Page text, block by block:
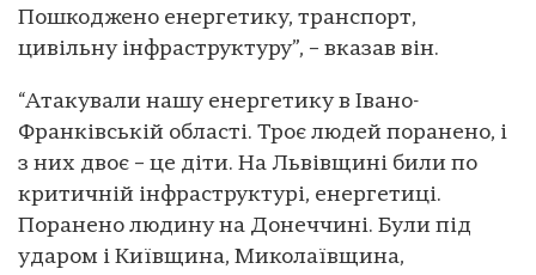
Пошкоджено енергетику, транспорт,
цивільну інфраструктуру”, – вказав він.
“Атакували нашу енергетику в Івано-
Франківській області. Троє людей поранено, і
з них двоє – це діти. На Львівщині били по
критичній інфраструктурі, енергетиці.
Поранено людину на Донеччині. Були під
ударом і Київщина, Миколаївщина,